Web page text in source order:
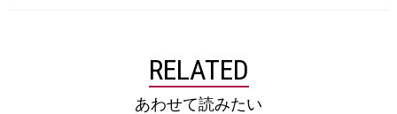
RELATED
あわせて読みたい